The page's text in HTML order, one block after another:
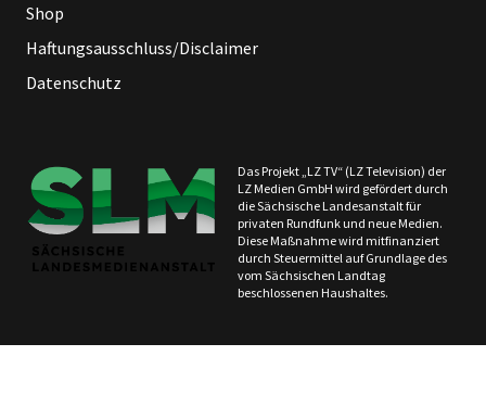
Shop
Haftungsausschluss/Disclaimer
Datenschutz
Das Projekt „LZ TV“ (LZ Television) der
LZ Medien GmbH wird gefördert durch
die Sächsische Landesanstalt für
privaten Rundfunk und neue Medien.
Diese Maßnahme wird mitfinanziert
durch Steuermittel auf Grundlage des
vom Sächsischen Landtag
beschlossenen Haushaltes.